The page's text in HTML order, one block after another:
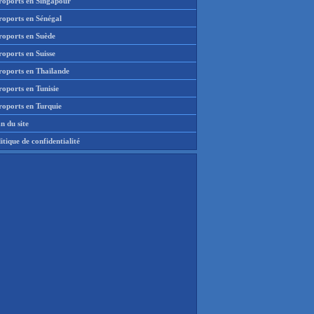
en Sénégal
en Suède
en Suisse
en Thaïlande
en Tunisie
en Turquie
du site
de confidentialité